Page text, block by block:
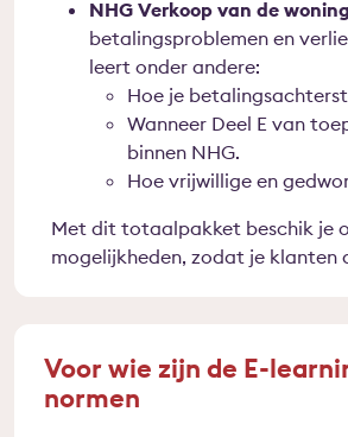
NHG Verkoop van de
betalingsproblemen en
leert onder andere:
Hoe je
Wanneer Deel E van
binnen NHG.
Hoe vrijwillige en
Met dit totaalpakket beschik je
mogelijkheden, zodat je klanten
Voor wie zijn de E-
normen